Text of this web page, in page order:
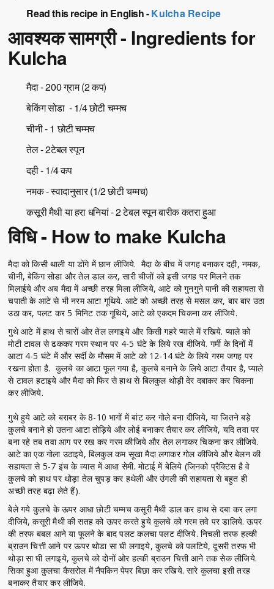
Read this recipe in English -Kulcha Recipe
आवश्यक सामग्री - Ingredients for
Kulcha
मैदा - 200 ग्राम (2 कप)
बेकिंग सोडा - 1/4 छोटी चम्मच
चीनी - 1 छोटी चम्मच
तेल - 2टेबल स्पून
दही - 1/4 कप
नमक - स्वादानुसार (1/2 छोटी चम्मच)
कसूरी मैथी या हरा धनियां - 2 टेबल स्पून बारीक कतरा हुआ
विधि - How to make Kulcha
मैदा को किसी थाली या डोंगे में छान लीजिये. मैदा के बीच में जगह बनाकर दही, नमक,
चीनी, बेकिंग सोडा और तेल डाल कर, सारी चीजों को इसी जगह पर मिलने तक
मिलाईये और अब मैदा में अच्छी तरह मिला लीजिये, आटे को गुनगुने पानी की सहायता से
चपाती के आटे से भी नरम आटा गूथिये. आटे को अच्छी तरह से मसल कर, बार बार उठा
उठा कर, पलट कर 5 मिनिट तक गूथिये, आटे को एकदम चिकना कर लीजिये.
गुथे आटे में हाथ से चारों ओर तेल लगाइये और किसी गहरे प्याले में रखिये. प्याले को
मोटी टावल से ढककर गरम स्थान पर 4-5 घंटे के लिये रख दीजिये. गर्मी के दिनों में
आटा 4-5 घंटे में और सर्दी के मौसम में आटे को 12-14 घंटे के लिये गरम जगह पर
रखना होता है. कुलचे का आटा फूल गया है, कुलचे बनाने के लिये आटा तैयार है, प्याले
से टावल हटाइये और मैदा को फिर से हाथ से बिलकुल थोड़ी देर दबाकर कर चिकना
कर लीजिये.
गुथे हुये आटे को बराबर के 8-10 भागों में बांट कर गोले बना दीजिये, या जितने बड़े
कुलचे बनाने हो उतना आटा तोड़िये और लोई बनाकर तैयार कर लीजिये, यदि तवा पर
बना रहे तब तवा आग पर रख कर गरम कीजिये और तेल लगाकर चिकना कर लीजिये.
आटे का एक गोला उठाइये, बिलकुल कम सूखा मैदा लगाकर गोल कीजिये और बेलन की
सहायता से 5-7 इंच के व्यास में आधा सेमी. मोटाई में बेलिये (जिनको प्रैक्टिस है वे
कुलचे को हाथ पर थोड़ा तेल चुपड़ कर हथेली और उंगली की सहायता से बहुत ही
अच्छी तरह बढ़ा लेते हैं).
बेले गये कुलचे के ऊपर आधा छोटी चम्मच कसूरी मैथी डाल कर हाथ से दबा कर लगा
दीजिये, कसूरी मैथी की सतह को ऊपर करते हुये कुलचे को गरम तवे पर डालिये. ऊपर
की तरफ बबल आने या फूलने के बाद पलट कलचा पलट दीजिये. निचली तरफ हल्की
ब्राउन चित्ती आने पर ऊपर थोडा सा घी लगाइये, कुलचे को पलटिये, दूसरी तरफ भी
थोड़ा सा घी लगाइये, कुलचे को दोनों ओर हल्की ब्राउन चित्ती आने तक सेक लीजिये.
सिका हुआ कुलचा कैसरोल में नैपकिन पेपर बिछा कर रखिये. सारे कुलचा इसी तरह
बनाकर तैयार कर लीजिये.